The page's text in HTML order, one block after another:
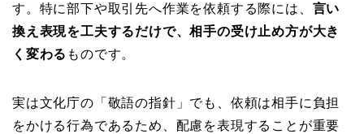
す。特に部下や取引先へ作業を依頼する際には、 言い
換え表現を工夫するだけで、相手の受け止め方が大き
く変わる ものです。
実は文化庁の「敬語の指針」でも、依頼は相手に負担
をかける行為であるため、配慮を表現することが重要